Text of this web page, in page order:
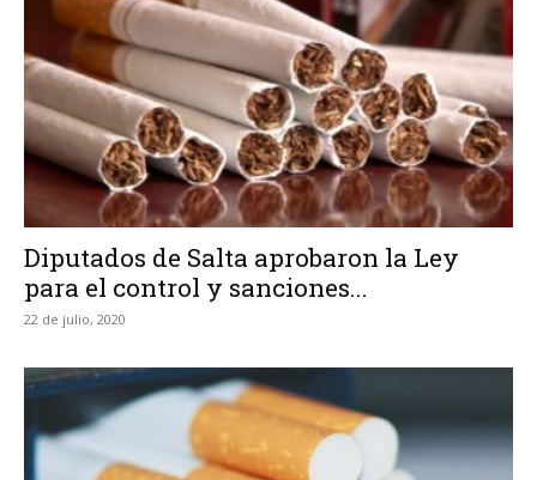
Diputados de Salta aprobaron la Ley
para el control y sanciones...
22 de julio, 2020